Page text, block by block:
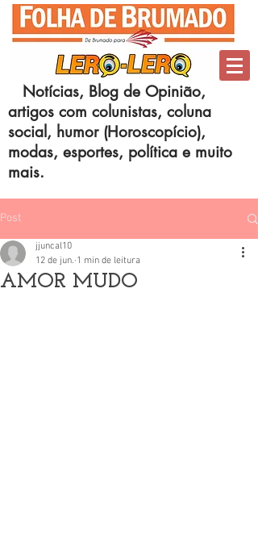
Notícias, Blog de Opinião,
artigos com colunistas, coluna
social, humor (Horoscopício),
modas, esportes, política e muito
mais.
Post
AMOR MUDO
jjuncal10
12 de jun. 1 min de leitura